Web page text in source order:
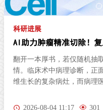
科研进展
AI助力肿瘤精准切除！
翻开一本厚书，若仅随机抽
情。临床术中病理诊断，正
维生长的复杂病灶，而病理
隙立体蔓延、分布隐匿，单
2026-08-04 11:17 301